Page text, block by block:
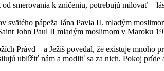
smerovania k zničeniu, potrebujú milovať –
svätého pápeža Jána Pavla II. mladým
John Paul II mladým moslimom v Maroku
Právd – a Ježiš povedal, že existuje
ublížiť nám a modliť sa za nich. Pokoj